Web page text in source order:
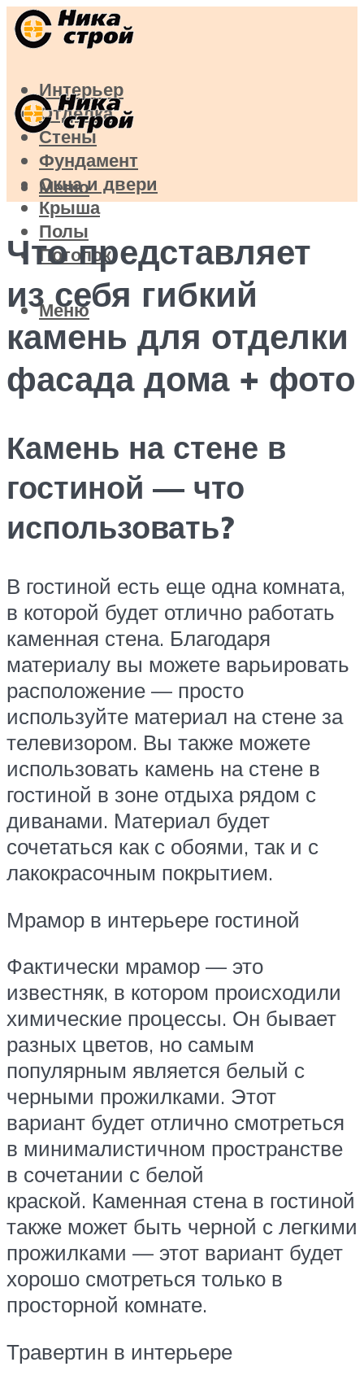
Интерьер
Отделка
Стены
Фундамент
Окна и двери
Крыша
Полы
Потолок
Меню
Меню
Что представляет
из себя гибкий
камень для отделки
фасада дома + фото
Камень на стене в
гостиной — что
использовать?
В гостиной есть еще одна комната,
в которой будет отлично работать
каменная стена. Благодаря
материалу вы можете варьировать
расположение — просто
используйте материал на стене за
телевизором. Вы также можете
использовать камень на стене в
гостиной в зоне отдыха рядом с
диванами. Материал будет
сочетаться как с обоями, так и с
лакокрасочным покрытием.
Мрамор в интерьере гостиной
Фактически мрамор — это
известняк, в котором происходили
химические процессы. Он бывает
разных цветов, но самым
популярным является белый с
черными прожилками. Этот
вариант будет отлично смотреться
в минималистичном пространстве
в сочетании с белой
краской. Каменная стена в гостиной
также может быть черной с легкими
прожилками — этот вариант будет
хорошо смотреться только в
просторной комнате.
Травертин в интерьере